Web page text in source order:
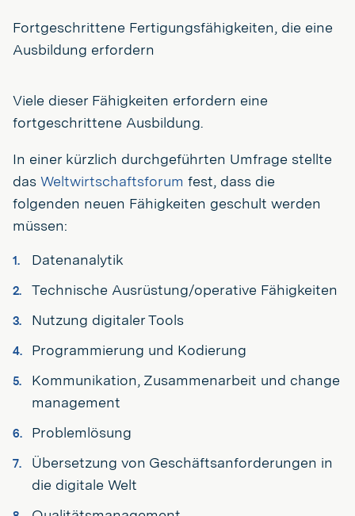
Fortgeschrittene Fertigungsfähigkeiten, die eine
Ausbildung erfordern
Viele dieser Fähigkeiten erfordern eine
fortgeschrittene Ausbildung.
In einer kürzlich durchgeführten Umfrage stellte
das Weltwirtschaftsforum fest, dass die
folgenden neuen Fähigkeiten geschult werden
müssen:
Datenanalytik
Technische Ausrüstung/operative Fähigkeiten
Nutzung digitaler Tools
Programmierung und Kodierung
Kommunikation, Zusammenarbeit und change
management
Problemlösung
Übersetzung von Geschäftsanforderungen in
die digitale Welt